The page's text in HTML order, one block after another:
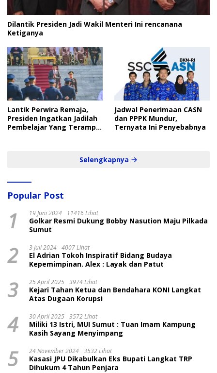
Dilantik Presiden Jadi Wakil Menteri Ini rencanana
Ketiganya
Lantik Perwira Remaja,
Presiden Ingatkan Jadilah
Pembelajar Yang Terampil
Jadwal Penerimaan CASN
dan PPPK Mundur,
Ternyata Ini Penyebabnya
Selengkapnya
Popular Post
1 19 Juni 2024 11416 Lihat
Golkar Resmi Dukung Bobby Nasution Maju Pilkada
Sumut
2 3 Juli 2024 4007 Lihat
El Adrian Tokoh Inspiratif Bidang Budaya
Kepemimpinan. Alex : Layak dan Patut
3 25 April 2025 3974 Lihat
Kejari Tahan Ketua dan Bendahara KONI Langkat
Atas Dugaan Korupsi
4 30 April 2025 3572 Lihat
Miliki 13 Istri, MUI Sumut : Tuan Imam Kampung
Kasih Sayang Menyimpang
5 24 November 2024 3532 Lihat
Kasasi JPU Dikabulkan Eks Bupati Langkat TRP
Dihukum 4 Tahun Penjara